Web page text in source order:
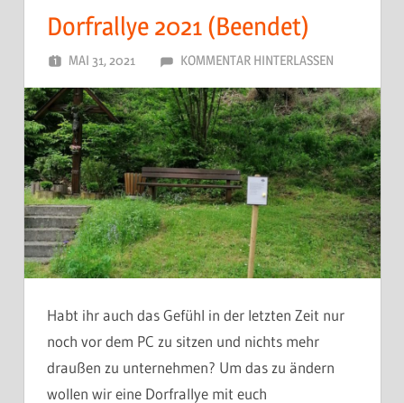
Dorfrallye 2021 (Beendet)
MAI 31, 2021 DORFJUGEND
KOMMENTAR HINTERLASSEN
Habt ihr auch das Gefühl in der letzten Zeit nur
noch vor dem PC zu sitzen und nichts mehr
draußen zu unternehmen? Um das zu ändern
wollen wir eine Dorfrallye mit euch